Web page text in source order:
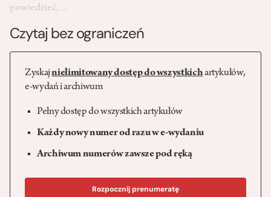
powiedzieć,…
Czytaj bez ograniczeń
Zyskajnielimitowany dostęp do wszystkichartykułów,
e-wydań i archiwum
Pełny dostęp do wszystkich artykułów
Każdy nowy numer od razu w e-wydaniu
Archiwum numerów zawsze pod ręką
Rozpocznij prenumeratę